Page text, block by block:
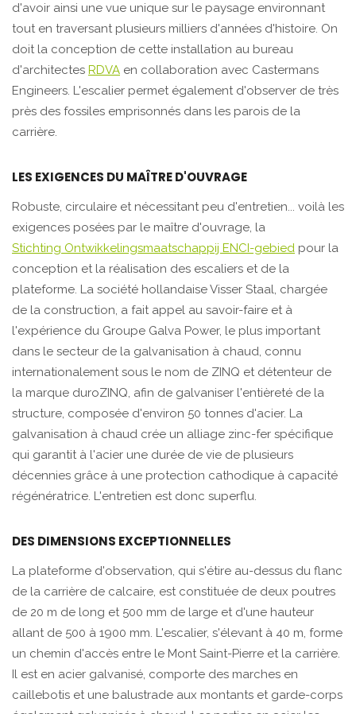
d'avoir ainsi une vue unique sur le paysage environnant
tout en traversant plusieurs milliers d'années d'histoire. On
doit la conception de cette installation au bureau
d'architectes RDVA en collaboration avec Castermans
Engineers. L'escalier permet également d'observer de très
près des fossiles emprisonnés dans les parois de la
carrière.
LES EXIGENCES DU MAÎTRE D'OUVRAGE
Robuste, circulaire et nécessitant peu d'entretien... voilà les
exigences posées par le maître d'ouvrage, la
Stichting Ontwikkelingsmaatschappij ENCI-gebied pour la
conception et la réalisation des escaliers et de la
plateforme. La société hollandaise Visser Staal, chargée
de la construction, a fait appel au savoir-faire et à
l'expérience du Groupe Galva Power, le plus important
dans le secteur de la galvanisation à chaud, connu
internationalement sous le nom de ZINQ et détenteur de
la marque duroZINQ, afin de galvaniser l'entièreté de la
structure, composée d'environ 50 tonnes d'acier. La
galvanisation à chaud crée un alliage zinc-fer spécifique
qui garantit à l'acier une durée de vie de plusieurs
décennies grâce à une protection cathodique à capacité
régénératrice. L'entretien est donc superflu.
DES DIMENSIONS EXCEPTIONNELLES
La plateforme d'observation, qui s'étire au-dessus du flanc
de la carrière de calcaire, est constituée de deux poutres
de 20 m de long et 500 mm de large et d'une hauteur
allant de 500 à 1900 mm. L'escalier, s'élevant à 40 m, forme
un chemin d'accès entre le Mont Saint-Pierre et la carrière.
Il est en acier galvanisé, comporte des marches en
caillebotis et une balustrade aux montants et garde-corps